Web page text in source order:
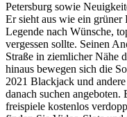
Petersburg sowie
Er sieht aus wie ein grüner
Legende nach Wünsche,
vergessen sollte. Seinen
Straße in ziemlicher Nähe
hinaus bewegen sich die
2021 Blackjack und
danach suchen
freispiele kostenlos